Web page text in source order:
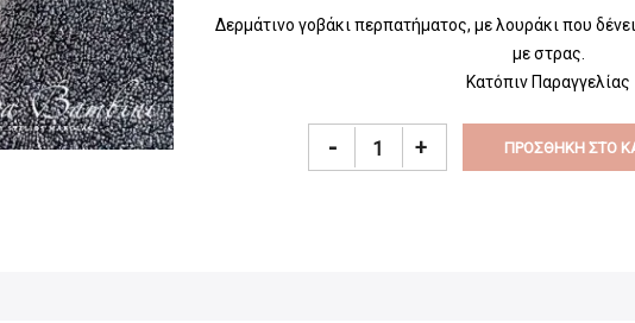
Δερμάτινο γοβάκι περπατήματος, με λουράκι που
με στρας.
Κατόπιν Παραγγελίας
- + ΠΡΟΣΘΉΚΗ ΣΤΟ